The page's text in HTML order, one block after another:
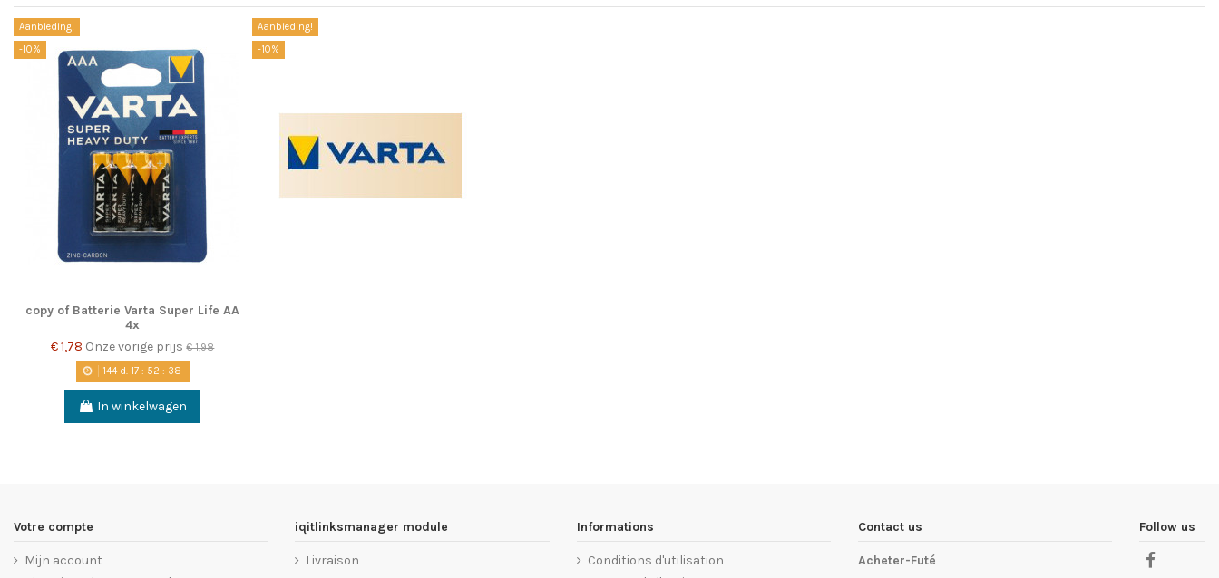
Aanbieding!
-10%
copy of Batterie Varta Super Life AA
4x
€ 1,78 Onze vorige prijs€ 1,98
144 d. 17 :52 :37
In winkelwagen
Aanbieding!
-10%
Votre compte
Mijn account
iqitlinksmanager module
Livraison
Informations
Conditions d'utilisation
Contact us
Acheter-Futé
Follow us